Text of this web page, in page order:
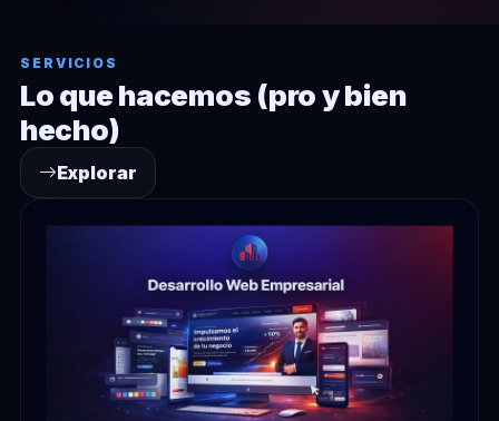
SERVICIOS
Lo que hacemos (pro y bien
hecho)
Explorar